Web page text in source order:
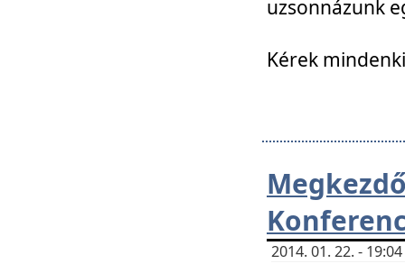
uzsonnázunk
Kérek
2014. 01. 22. -